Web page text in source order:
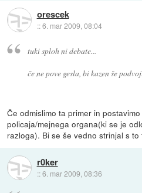
orescek
::6. mar 2009, 08:04
tuki sploh ni debate...
če ne pove gesla, bi kazen še
Če odmislimo ta primer in
policaja/mejnega organa(ki se je
razloga). Bi se še vedno strinjal s to
r0ker
::6. mar 2009, 08:36